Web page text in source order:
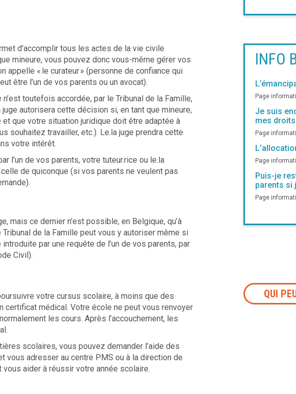
d’accomplir tous les actes de la vie civile
mineure, vous pouvez donc vous-même gérer vos
appelle « le curateur » (personne de confiance qui
être l’un de vos parents ou un avocat).
toutefois accordée, par le Tribunal de la Famille,
autorisera cette décision si, en tant que mineure,
que votre situation juridique doit être adaptée à
souhaitez travailler, etc.). Le.la juge prendra cette
votre intérêt.
l’un de vos parents, votre tuteur.rice ou le.la
de quiconque (si vos parents ne veulent pas
mais ce dernier n’est possible, en Belgique, qu’à
de la Famille peut vous y autoriser même si
par une requête de l’un de vos parents, par
Civil).
votre cursus scolaire, à moins que des
médical. Votre école ne peut vous renvoyer
les cours. Après l’accouchement, les
scolaires, vous pouvez demander l’aide des
adresser au centre PMS ou à la direction de
aider à réussir votre année scolaire.
INFO
Page
Je suis
mes droits
Page
Page
Puis-je
parents si
Page
QUI